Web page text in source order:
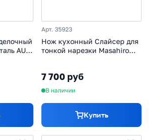
AUS-
Арт. 35923
Нож кухонный Слайсер для
тонкой нарезки Masahiro
древесина, коричневый
7 700 руб
В наличии
Купить